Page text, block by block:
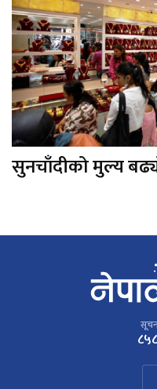
सुनचाँदीको मुल्य